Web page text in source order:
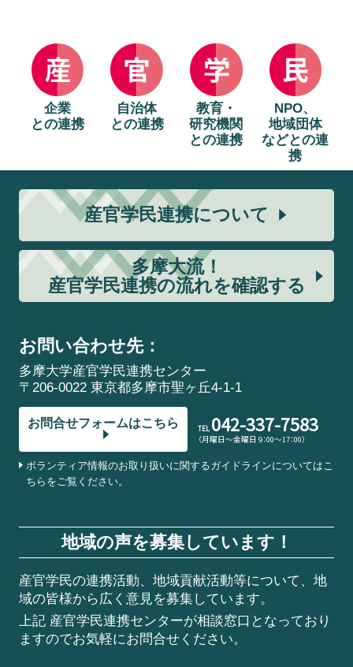
企業
との連携
自治体
との連携
教育・
研究機関
との連携
NPO、
地域団体
などとの連
携
産官学民連携について
多摩大流！
産官学民連携の流れを確認する
お問い合わせ先：
多摩大学産官学民連携センター
〒206-0022 東京都多摩市聖ヶ丘4-1-1
お問合せフォームはこちら TEL 042-337-7583
（月曜日～金曜日 9：00～17：00）
ボランティア情報のお取り扱いに関するガイドラインについてはこ
ちらをご覧ください。
地域の声を募集しています！
産官学民の連携活動、地域貢献活動等について、地
域の皆様から広く意見を募集しています。
上記 産官学民連携センターが相談窓口となっており
ますのでお気軽にお問合せください。